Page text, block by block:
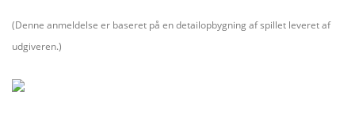
(Denne anmeldelse er baseret på en detailopbygning af spillet leveret af
udgiveren.)